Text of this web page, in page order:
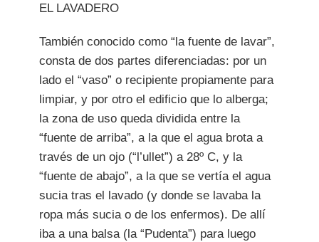
EL LAVADERO
También conocido como “la fuente de lavar”,
consta de dos partes diferenciadas: por un
lado el “vaso” o recipiente propiamente para
limpiar, y por otro el edificio que lo alberga;
la zona de uso queda dividida entre la
“fuente de arriba”, a la que el agua brota a
través de un ojo (“l’ullet”) a 28º C, y la
“fuente de abajo”, a la que se vertía el agua
sucia tras el lavado (y donde se lavaba la
ropa más sucia o de los enfermos). De allí
iba a una balsa (la “Pudenta”) para luego